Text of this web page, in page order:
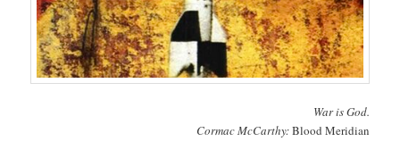
War is God.
Cormac McCarthy:Blood Meridian